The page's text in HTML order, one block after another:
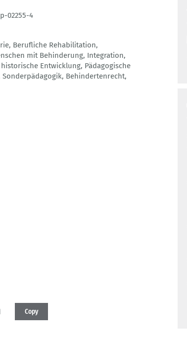
02255-4
, Berufliche Rehabilitation,
mit Behinderung, Integration,
historische Entwicklung, Pädagogische
Sonderpädagogik, Behindertenrecht,
Copy